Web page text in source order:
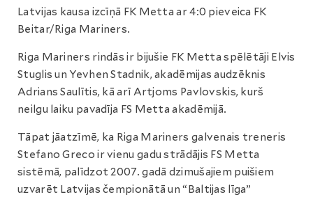
Latvijas kausa izcīņā FK Metta ar 4:0 pieveica FK
Beitar/Riga Mariners.
Riga Mariners rindās ir bijušie FK Metta spēlētāji Elvis
Stuglis un Yevhen Stadnik, akadēmijas audzēknis
Adrians Saulītis, kā arī Artjoms Pavlovskis, kurš
neilgu laiku pavadīja FS Metta akadēmijā.
Tāpat jāatzīmē, ka Riga Mariners galvenais treneris
Stefano Greco ir vienu gadu strādājis FS Metta
sistēmā, palīdzot 2007. gadā dzimušajiem puišiem
uzvarēt Latvijas čempionātā un “Baltijas līga”